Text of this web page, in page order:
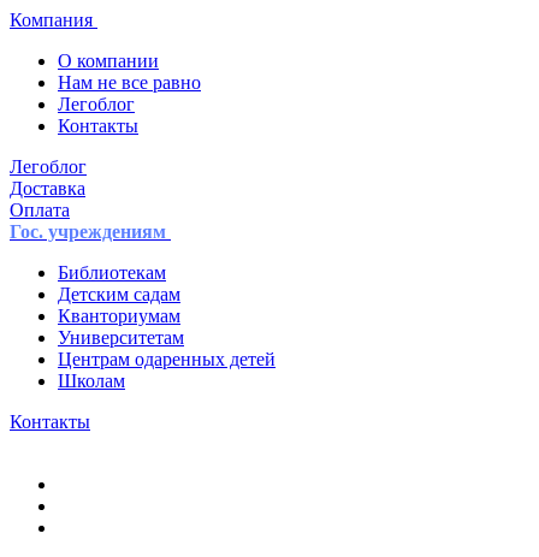
Компания
О компании
Нам не все равно
Легоблог
Контакты
Легоблог
Доставка
Оплата
Гос. учреждениям
Библиотекам
Детским садам
Кванториумам
Университетам
Центрам одаренных детей
Школам
Контакты